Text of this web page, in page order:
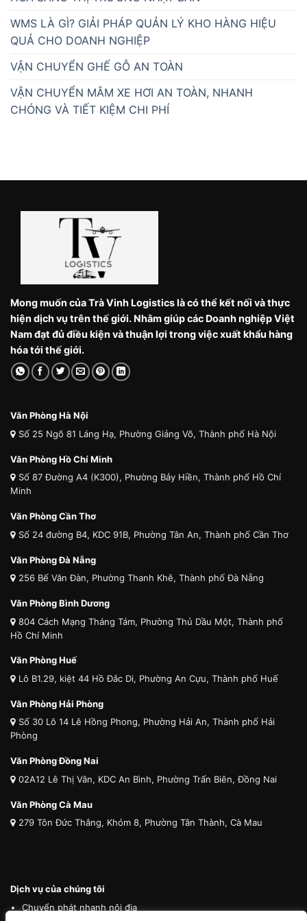
WMS LÀ GÌ? GIẢI PHÁP QUẢN LÝ KHO HÀNG HIỆU
QUẢ CHO DOANH NGHIỆP
VẬN CHUYỂN GHẾ GỖ AN TOÀN
VẬN CHUYỂN MÂM XE HƠI AN TOÀN, NHANH
CHÓNG VÀ TIẾT KIỆM CHI PHÍ
Mong muốn của Trà Vinh Logistics là có thể kết nối và thực
hiện dịch vụ trên thế giới. Nhằm giúp các Doanh nghiệp Việt
Nam đạt đủ điều kiện và thuận lợi trong việc xuất khẩu hàng
hóa tới thế giới.
Văn Phòng Hà Nội
Số 25 Ngõ 81 Láng Hạ, Phường Giảng Võ, Thành phố Hà Nội
Văn Phòng Hồ Chí Minh
Số 87 Đường A4 (K300), Phường Bảy Hiền, Thành phố Hồ Chí
Minh
Văn Phòng Cần Thơ
Số 24 đường B4, KDC 91B, Phường Tân An, Thành phố Cần Thơ
Văn Phòng Đà Nẵng
256 Bế Văn Đàn, Phường Thanh Khê, Thành phố Đà Nẵng
Văn Phòng Bình Dương
804 Cách Mạng Tháng Tám, Phường Thủ Dầu Một, Thành phố
Hồ Chí Minh
Văn Phòng Huế
Lô B1.29, kiệt 44 Hồ Đắc Di, Phường An Cựu, Thành phố Huế
Văn Phòng Hải Phòng
Số 30 Lô 14 Lê Hồng Phong, Phường Hải An, Thành phố Hải
Phòng
Văn Phòng Đồng Nai
02A12 Lê Thị Vân, KDC An Bình, Phường Trấn Biên, Đồng Nai
Văn Phòng Cà Mau
279 Tôn Đức Thắng, Khóm 8, Phường Tân Thành, Cà Mau
Dịch vụ của chúng tôi
Chuyển phát nhanh nội địa